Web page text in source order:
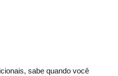
sabe quando você